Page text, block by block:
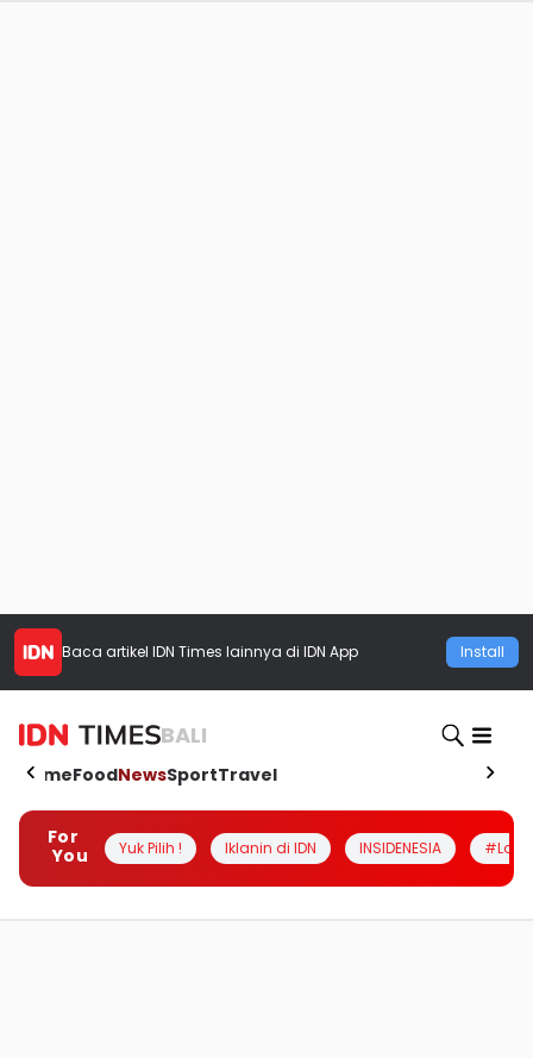
Baca artikel IDN Times lainnya di IDN App Install
BALI
HomeFoodNewsSportTravel
For
You
Yuk Pilih ! Iklanin di IDN INSIDENESIA